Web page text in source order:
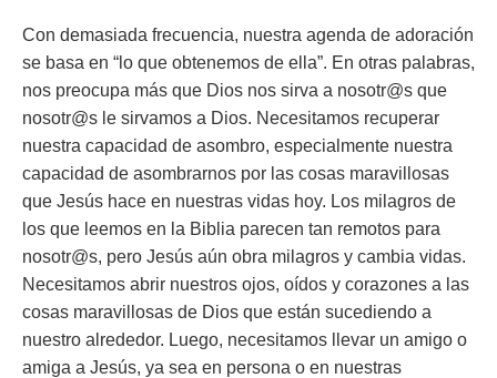
Con demasiada frecuencia, nuestra agenda de adoración
se basa en “lo que obtenemos de ella”. En otras palabras,
nos preocupa más que Dios nos sirva a nosotr@s que
nosotr@s le sirvamos a Dios. Necesitamos recuperar
nuestra capacidad de asombro, especialmente nuestra
capacidad de asombrarnos por las cosas maravillosas
que Jesús hace en nuestras vidas hoy. Los milagros de
los que leemos en la Biblia parecen tan remotos para
nosotr@s, pero Jesús aún obra milagros y cambia vidas.
Necesitamos abrir nuestros ojos, oídos y corazones a las
cosas maravillosas de Dios que están sucediendo a
nuestro alrededor. Luego, necesitamos llevar un amigo o
amiga a Jesús, ya sea en persona o en nuestras